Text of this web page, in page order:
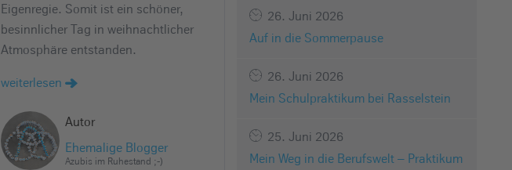
Eigenregie. Somit ist ein schöner,
besinnlicher Tag in weihnachtlicher
Atmosphäre entstanden.
weiterlesen
Autor
Ehemalige Blogger
Azubis im Ruhestand ;-)
26. Juni 2026
Auf in die Sommerpause
26. Juni 2026
Mein Schulpraktikum bei Rasselstein
25. Juni 2026
Mein Weg in die Berufswelt – Praktikum